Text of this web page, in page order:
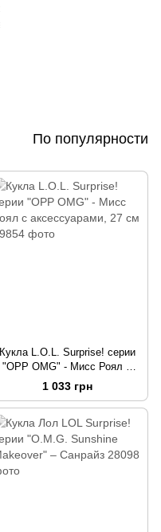
По популярности
Кукла L.O.L. Surprise! серии
"OPP OMG" - Мисс Роял с
аксессуарами, 27 см
1 033 грн